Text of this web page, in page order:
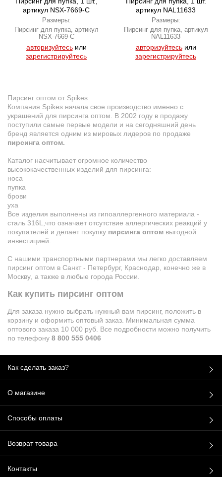
артикул NSX-7669-C
Размеры:
Пирсинг для пупка, артикул
NSX-7669-C
авторизуйтесьили
зарегистрируйтесь
артикул NAL11633
Размеры:
Пирсинг для пупка, артикул
NAL11633
авторизуйтесьили
зарегистрируйтесь
Пирсинг оптом от Spikes
Компания Spikes начала свое производство именно с
украшений для пирсинга оптом. В 2002 году в продажу
поступили самые первые модели и на сегодняшний день
бренд является одним из мировых лидеров по продаже
пирсинга оптом.
Каталог насчитывает огромное количество
высококачественных изделий для пирсинга:
носа
пупка
брови
уха
Все изделия выполнены из гипоаллергенного материала -
сталь 316L,что означает отсутствие аллергических реакций у
покупателей и делает покупку пирсинга оптом выгодной
инвестицией.
С нашими транспортными партнерами мы легко доставляем
пирсинг оптом в Санкт - Петербург, Краснодар,
конечно же в
Москву , а также в любые города России.
Как купить пирсинг оптом
Для заказа нужно выбрать нужный вам пирсинг, положить в
корзину и оформить оптовый заказ. Минимальная сумма
оптового заказа 10 000 руб. Все подробности можно получить
по телефону 8 800 555 0406
Как сделать заказ?
О магазине
Способы оплаты
Возврат товара
Контакты